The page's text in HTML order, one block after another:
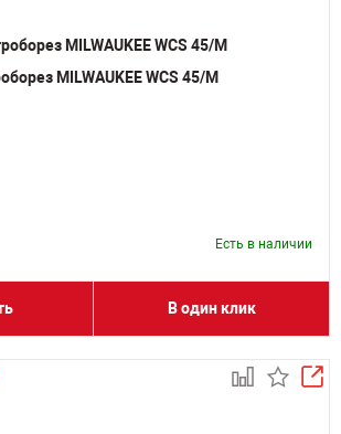
MILWAUKEE WCS 45/M
Есть в наличии
В один клик